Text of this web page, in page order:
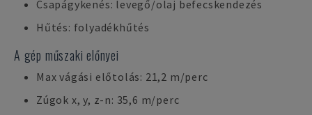
Csapágykenés: levegő/olaj befecskendezés
Hűtés: folyadékhűtés
A gép műszaki előnyei
Max vágási előtolás: 21,2 m/perc
Zúgok x, y, z-n: 35,6 m/perc